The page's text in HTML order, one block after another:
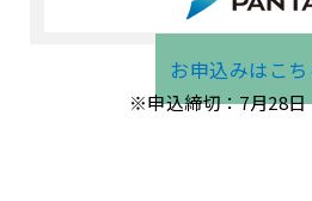
お申込みはこ
※申込締切：7月28日